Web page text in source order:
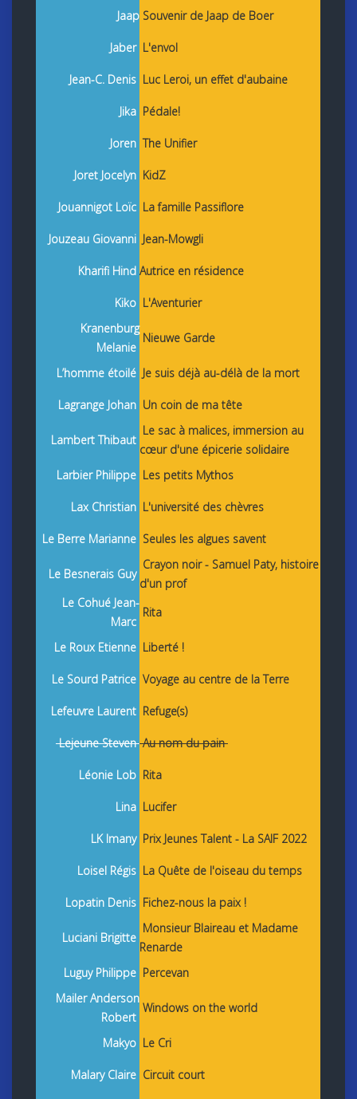
Jaap Souvenir de Jaap de Boer
Jaber L'envol
Jean-C. Denis Luc Leroi, un effet d'aubaine
Jika Pédale!
Joren The Unifier
Joret Jocelyn KidZ
Jouannigot Loïc La famille Passiflore
Jouzeau Giovanni Jean-Mowgli
Kharifi Hind Autrice en résidence
Kiko L'Aventurier
Kranenburg
Melanie
Nieuwe Garde
L’homme étoilé Je suis déjà au-délà de la mort
Lagrange Johan Un coin de ma tête
Lambert Thibaut
Le sac à malices, immersion au
cœur d'une épicerie solidaire
Larbier Philippe Les petits Mythos
Lax Christian L'université des chèvres
Le Berre Marianne Seules les algues savent
Le Besnerais Guy
Crayon noir - Samuel Paty, histoire
d'un prof
Le Cohué Jean-
Marc
Rita
Le Roux Etienne Liberté !
Le Sourd Patrice Voyage au centre de la Terre
Lefeuvre Laurent Refuge(s)
Lejeune StevenAu nom du pain
Léonie Lob Rita
Lina Lucifer
LK Imany Prix Jeunes Talent - La SAIF 2022
Loisel Régis La Quête de l'oiseau du temps
Lopatin Denis Fichez-nous la paix !
Luciani Brigitte
Monsieur Blaireau et Madame
Renarde
Luguy Philippe Percevan
Mailer Anderson
Robert
Windows on the world
Makyo Le Cri
Malary Claire Circuit court